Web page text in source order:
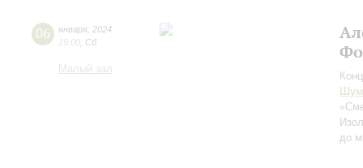
06 января 2024
19:00 Сб
Малый зал
до